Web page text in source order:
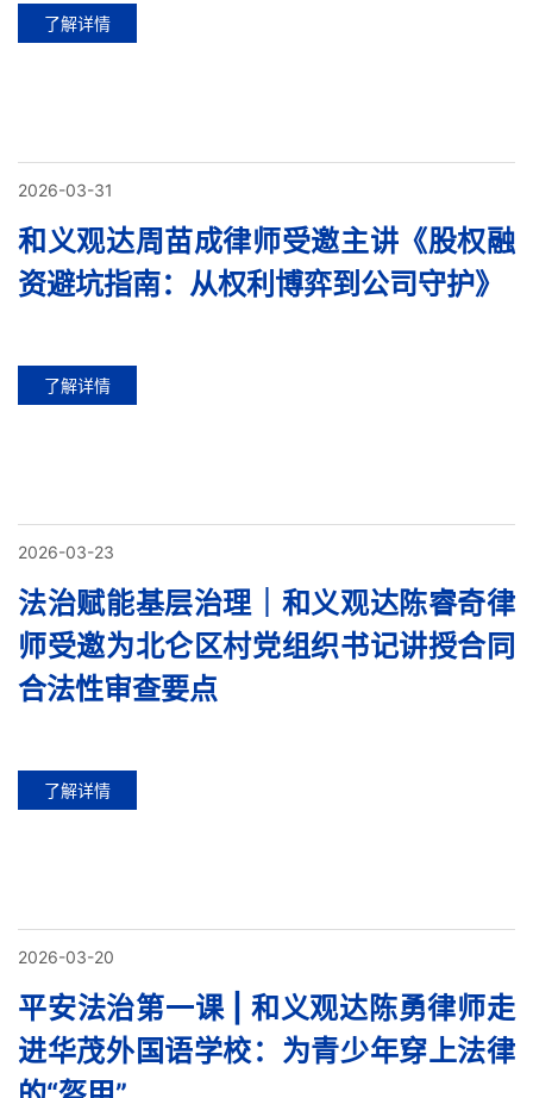
了解详情
2026-03-31
和义观达周苗成律师受邀主讲《股权融
资避坑指南：从权利博弈到公司守护》
了解详情
2026-03-23
法治赋能基层治理｜和义观达陈睿奇律
师受邀为北仑区村党组织书记讲授合同
合法性审查要点
了解详情
2026-03-20
平安法治第一课 | 和义观达陈勇律师走
进华茂外国语学校：为青少年穿上法律